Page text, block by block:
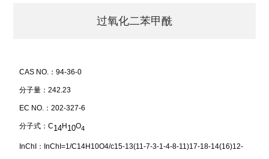
过氧化二苯甲酰
CAS NO.：94-36-0
分子量：242.23
EC NO.：202-327-6
分子式：C14H 10O4
InChI：InChI=1/C14H10O4/c15-13(11-7-3-1-4-8-11)17-18-14(16)12-